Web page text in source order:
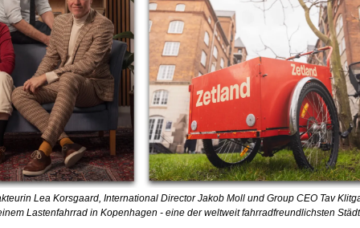
Lea Korsgaard, International Director Jakob Moll und Group CEO Tav
Lastenfahrrad in Kopenhagen - eine der weltweit fahrradfreundlichsten